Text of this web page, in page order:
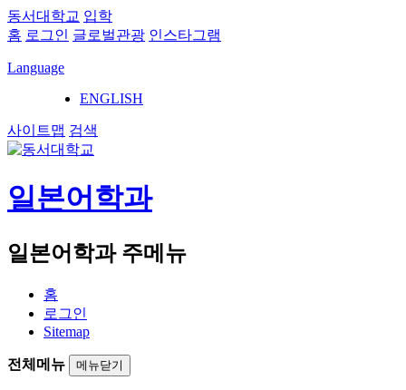
동서대학교 입학
홈 로그인 글로벌관광 인스타그램
Language
ENGLISH
사이트맵 검색
일본어학과
일본어학과 주메뉴
홈
로그인
Sitemap
전체메뉴 메뉴닫기